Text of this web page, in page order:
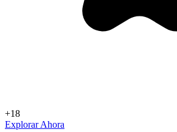
+18
Explorar Ahora